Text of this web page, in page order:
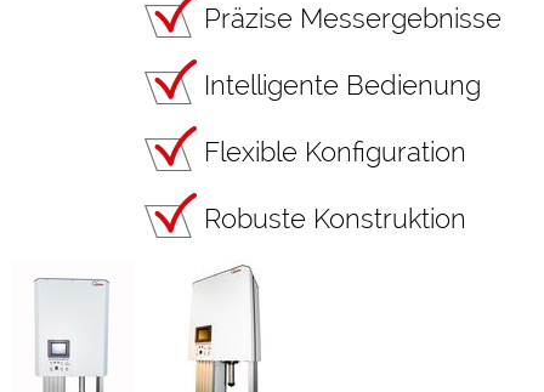
Präzise Messergebnisse
Intelligente Bedienung
Flexible Konfiguration
Robuste Konstruktion